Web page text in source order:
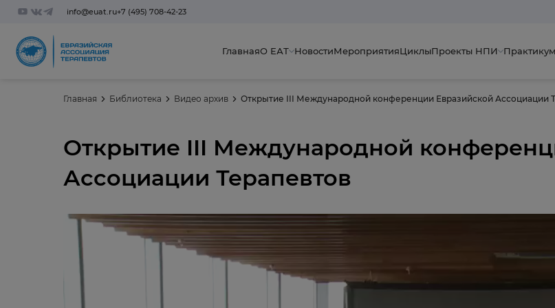
info@euat.ru+7 (495) 708-42-23
ГлавнаяО ЕАТ НовостиМероприятияЦиклыПроекты НПИ Практикум
Главная Библиотека Видео архив Открытие III Международной конференции Евразийской Ассоциации
Открытие III Международной
Ассоциации Терапевтов